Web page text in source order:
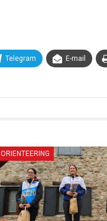
Telegram E-mail
ORIENTEERING